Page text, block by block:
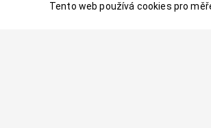
Tento web používá cookies pro